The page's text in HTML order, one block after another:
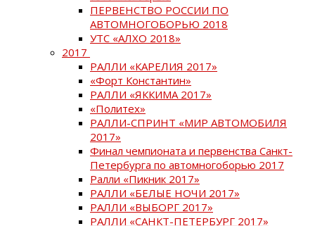
ПЕРВЕНСТВО РОССИИ ПО
АВТОМНОГОБОРЬЮ 2018
УТС «АЛХО 2018»
2017
РАЛЛИ «КАРЕЛИЯ 2017»
«Форт Константин»
РАЛЛИ «ЯККИМА 2017»
«Политех»
РАЛЛИ-СПРИНТ «МИР АВТОМОБИЛЯ
2017»
Финал чемпионата и первенства Санкт-
Петербурга по автомногоборью 2017
Ралли «Пикник 2017»
РАЛЛИ «БЕЛЫЕ НОЧИ 2017»
РАЛЛИ «ВЫБОРГ 2017»
РАЛЛИ «САНКТ-ПЕТЕРБУРГ 2017»